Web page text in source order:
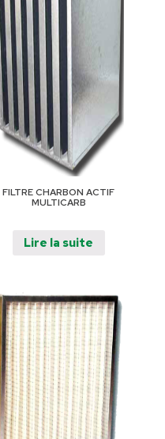
FILTRE CHARBON ACTIF
MULTICARB
Lire la suite